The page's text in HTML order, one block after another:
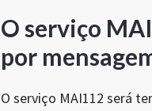
O serviço
por
O serviço MAI112 será